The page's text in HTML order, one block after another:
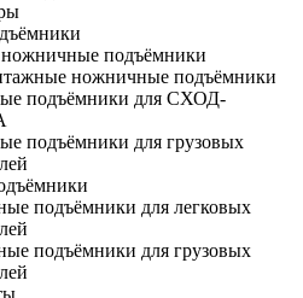
подъёмники
ножничные подъёмники
подъёмники для СХОД-
подъёмники для грузовых
подъёмники для легковых
подъёмники для грузовых